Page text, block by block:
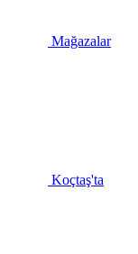
Mağazalar
Koçtaş'ta